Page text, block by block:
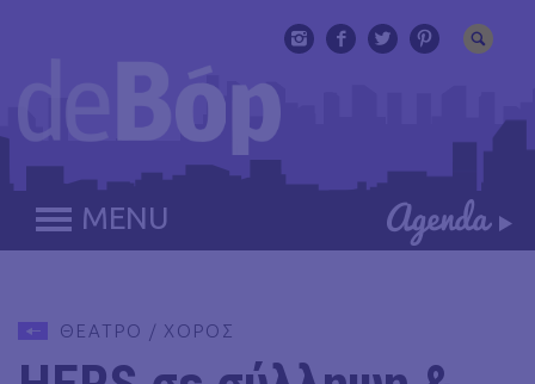
MENU
ΘΕΑΤΡΟ / ΧΟΡΟΣ